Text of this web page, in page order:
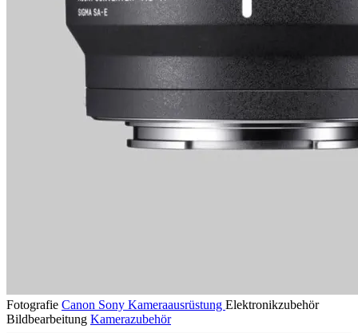
Fotografie Canon Sony Kameraausrüstung Elektronikzubehör
Bildbearbeitung Kamerazubehör